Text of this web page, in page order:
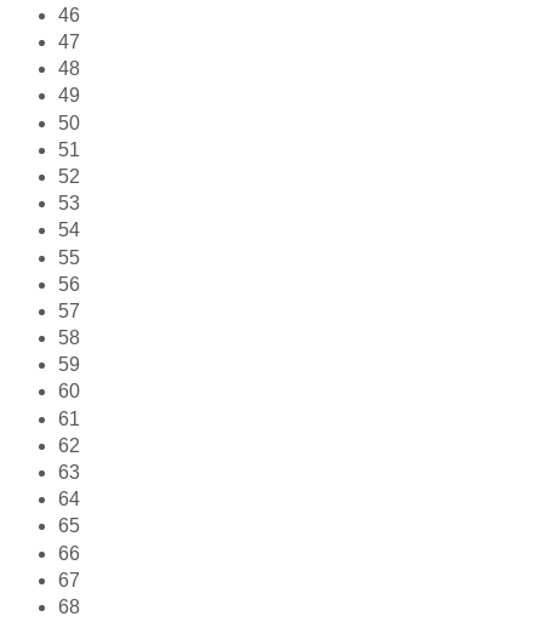
46
47
48
49
50
51
52
53
54
55
56
57
58
59
60
61
62
63
64
65
66
67
68